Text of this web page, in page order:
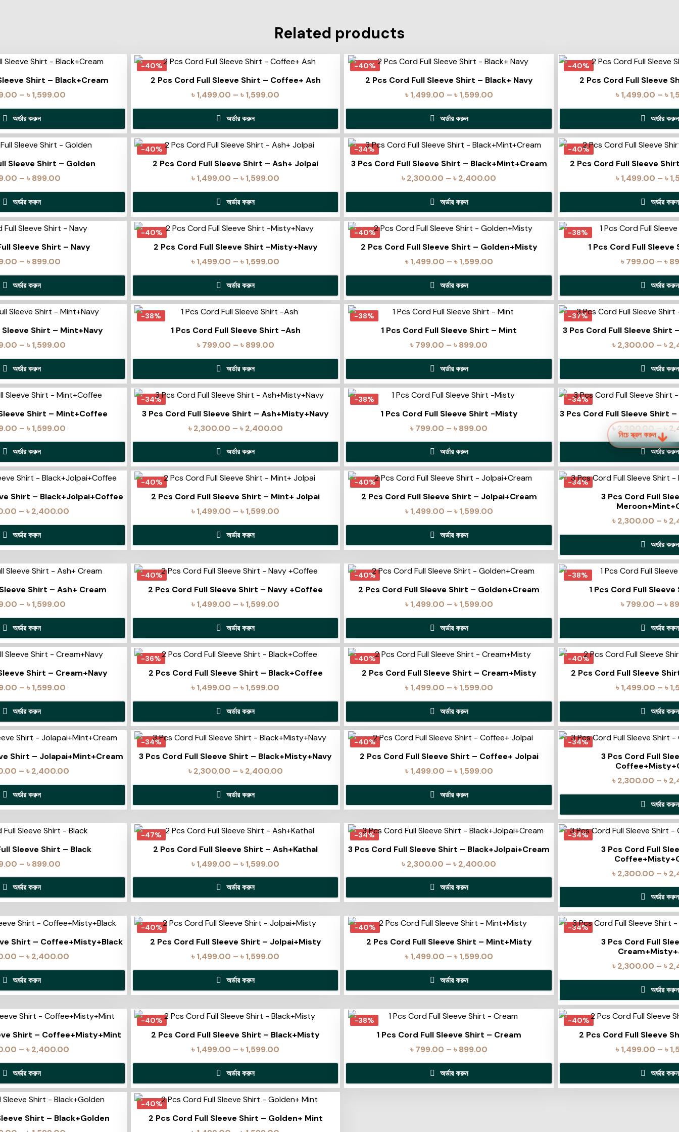
Related products
Shirt – Black+Cream
– ৳1,599.00
অর্ডার করুন
-40%
2 Pcs Cord Full Sleeve Shirt – Coffee+ Ash
৳1,499.00 – ৳1,599.00
অর্ডার করুন
-40%
2 Pcs Cord Full Sleeve Shirt – Black+ Navy
৳1,499.00 – ৳1,599.00
অর্ডার করুন
-40%
2 Pcs Cord Full Sleeve
৳1,499.00 – ৳
অর্ডার করুন
Sleeve Shirt – Golden
– ৳899.00
অর্ডার করুন
-40%
2 Pcs Cord Full Sleeve Shirt – Ash+ Jolpai
৳1,499.00 – ৳1,599.00
অর্ডার করুন
-34%
3 Pcs Cord Full Sleeve Shirt – Black+Mint+Cream
৳2,300.00 – ৳2,400.00
অর্ডার করুন
-40%
2 Pcs Cord Full Sleeve
৳1,499.00 – ৳
অর্ডার করুন
Sleeve Shirt – Navy
– ৳899.00
অর্ডার করুন
-40%
2 Pcs Cord Full Sleeve Shirt -Misty+Navy
৳1,499.00 – ৳1,599.00
অর্ডার করুন
-40%
2 Pcs Cord Full Sleeve Shirt – Golden+Misty
৳1,499.00 – ৳1,599.00
অর্ডার করুন
-38%
1 Pcs Cord Full
৳799.00 – ৳
অর্ডার করুন
Sleeve Shirt – Mint+Navy
– ৳1,599.00
অর্ডার করুন
-38%
1 Pcs Cord Full Sleeve Shirt -Ash
৳799.00 – ৳899.00
অর্ডার করুন
-38%
1 Pcs Cord Full Sleeve Shirt – Mint
৳799.00 – ৳899.00
অর্ডার করুন
-37%
3 Pcs Cord Full Sleeve Shirt
৳2,300.00 – ৳
অর্ডার করুন
Shirt – Mint+Coffee
– ৳1,599.00
অর্ডার করুন
-34%
3 Pcs Cord Full Sleeve Shirt – Ash+Misty+Navy
৳2,300.00 – ৳2,400.00
অর্ডার করুন
-38%
1 Pcs Cord Full Sleeve Shirt -Misty
৳799.00 – ৳899.00
অর্ডার করুন
-34%
3 Pcs Cord Full Sleeve Shirt
৳ 2,300.00 – ৳
অর্ডার করুন
Shirt – Black+Jolpai+Coffee
– ৳2,400.00
অর্ডার করুন
-40%
2 Pcs Cord Full Sleeve Shirt – Mint+ Jolpai
৳1,499.00 – ৳1,599.00
অর্ডার করুন
-40%
2 Pcs Cord Full Sleeve Shirt – Jolpai+Cream
৳1,499.00 – ৳1,599.00
অর্ডার করুন
-34%
3 Pcs Cord Full
৳2,300.00 – ৳
অর্ডার করুন
Shirt – Ash+ Cream
– ৳1,599.00
অর্ডার করুন
-40%
2 Pcs Cord Full Sleeve Shirt – Navy +Coffee
৳1,499.00 – ৳1,599.00
অর্ডার করুন
-40%
2 Pcs Cord Full Sleeve Shirt – Golden+Cream
৳1,499.00 – ৳1,599.00
অর্ডার করুন
-38%
1 Pcs Cord Full
৳799.00 – ৳
অর্ডার করুন
Shirt – Cream+Navy
– ৳1,599.00
অর্ডার করুন
-36%
2 Pcs Cord Full Sleeve Shirt – Black+Coffee
৳1,499.00 – ৳1,599.00
অর্ডার করুন
-40%
2 Pcs Cord Full Sleeve Shirt – Cream+Misty
৳1,499.00 – ৳1,599.00
অর্ডার করুন
-40%
2 Pcs Cord Full Sleeve
৳1,499.00 – ৳
অর্ডার করুন
Shirt – Jolapai+Mint+Cream
– ৳2,400.00
অর্ডার করুন
-34%
3 Pcs Cord Full Sleeve Shirt – Black+Misty+Navy
৳2,300.00 – ৳2,400.00
অর্ডার করুন
-40%
2 Pcs Cord Full Sleeve Shirt – Coffee+ Jolpai
৳1,499.00 – ৳1,599.00
অর্ডার করুন
-34%
3 Pcs Cord Full
৳2,300.00 – ৳
অর্ডার করুন
Sleeve Shirt – Black
– ৳899.00
অর্ডার করুন
-47%
2 Pcs Cord Full Sleeve Shirt – Ash+Kathal
৳1,499.00 – ৳1,599.00
অর্ডার করুন
-34%
3 Pcs Cord Full Sleeve Shirt – Black+Jolpai+Cream
৳2,300.00 – ৳2,400.00
অর্ডার করুন
-34%
3 Pcs Cord Full
৳2,300.00 – ৳
অর্ডার করুন
Shirt – Coffee+Misty+Black
– ৳2,400.00
অর্ডার করুন
-40%
2 Pcs Cord Full Sleeve Shirt – Jolpai+Misty
৳1,499.00 – ৳1,599.00
অর্ডার করুন
-40%
2 Pcs Cord Full Sleeve Shirt – Mint+Misty
৳1,499.00 – ৳1,599.00
অর্ডার করুন
-34%
3 Pcs Cord Full
৳2,300.00 – ৳
অর্ডার করুন
Shirt – Coffee+Misty+Mint
– ৳2,400.00
অর্ডার করুন
-40%
2 Pcs Cord Full Sleeve Shirt – Black+Misty
৳1,499.00 – ৳1,599.00
অর্ডার করুন
-38%
1 Pcs Cord Full Sleeve Shirt – Cream
৳799.00 – ৳899.00
অর্ডার করুন
-40%
2 Pcs Cord Full Sleeve
৳1,499.00 – ৳
অর্ডার করুন
Shirt – Black+Golden
-40%
2 Pcs Cord Full Sleeve Shirt – Golden+ Mint
নিচে স্ক্রল করুন